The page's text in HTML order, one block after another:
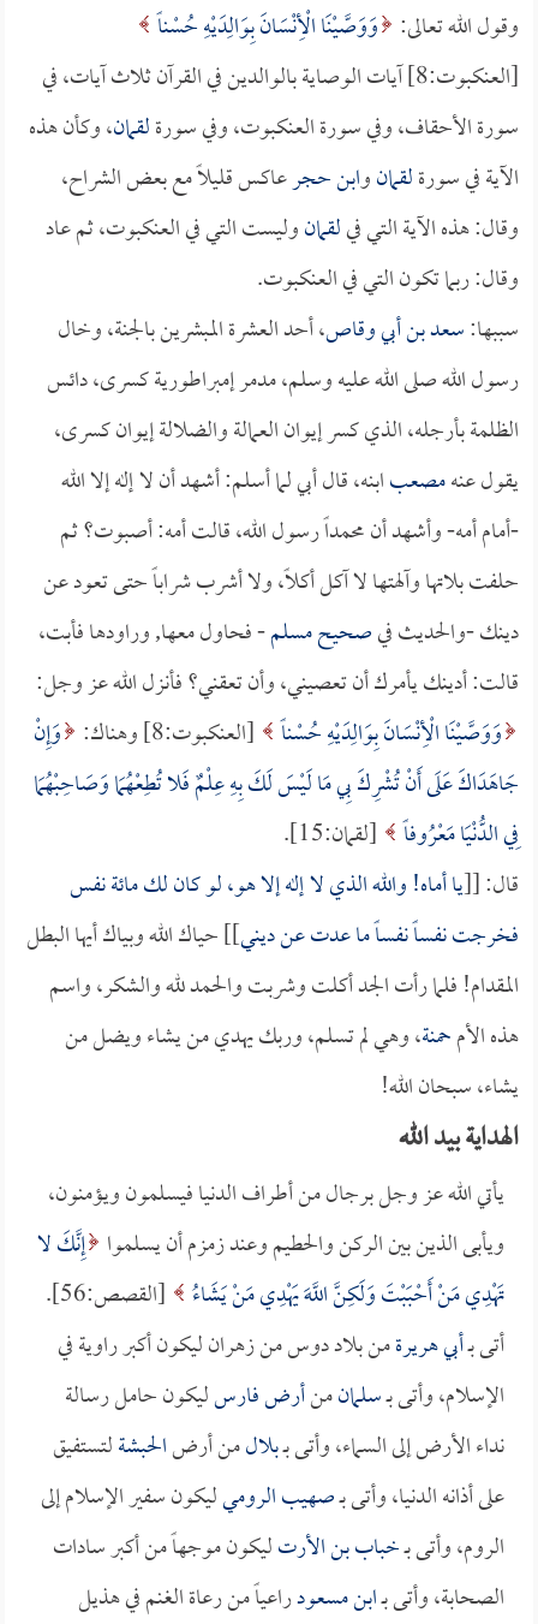
وقول الله تعالى: وَوَصَّيْنَا الْأِنْسَانَ بِوَالِدَيْهِ حُسْناً
[العنكبوت:8] آيات الوصاية بالوالدين في القرآن ثلاث آيات، في
سورة الأحقاف، وفي سورة العنكبوت، وفي سورةلقمان، وكأن هذه
الآية في سورةلقمانوابن حجرعاكس قليلاً مع بعض الشراح،
وقال: هذه الآية التي فيلقمانوليست التي في العنكبوت، ثم عاد
وقال: ربما تكون التي في العنكبوت.
سببها:سعد بن أبي وقاص، أحد العشرة المبشرين بالجنة، وخال
رسول الله صلى الله عليه وسلم، مدمر إمبراطورية كسرى، دائس
الظلمة بأرجله، الذي كسر إيوان العمالة والضلالة إيوان كسرى،
يقول عنهمصعبابنه، قال أبي لما أسلم: أشهد أن لا إله إلا الله
-أمام أمه- وأشهد أن محمداً رسول الله، قالت أمه: أصبوت؟ ثم
حلفت بلاتها وآلهتها لا آكل أكلاً، ولا أشرب شراباً حتى تعود عن
دينك -والحديث فيصحيح مسلم- فحاول معها, وراودها فأبت،
قالت: أدينك يأمرك أن تعصيني، وأن تعقني؟ فأنزل الله عز وجل:
وَوَصَّيْنَا الْأِنْسَانَ بِوَالِدَيْهِ حُسْناً [العنكبوت:8] وهناك:
وَإِنْ
جَاهَدَاكَ عَلَى أَنْ تُشْرِكَ بِي مَا لَيْسَ لَكَ بِهِ عِلْمٌ فَلا تُطِعْهُمَا وَصَاحِبْهُمَا
فِي الدُّنْيَا مَعْرُوفاً [لقمان:15].
قال: [[يا أماه! والله الذي لا إله إلا هو، لو كان لك مائة نفس
فخرجت نفساً نفساً ما عدت عن ديني]] حياك الله وبياك أيها البطل
المقدام! فلما رأت الجد أكلت وشربت والحمد لله والشكر، واسم
هذه الأمحمنة، وهي لم تسلم، وربك يهدي من يشاء ويضل من
يشاء، سبحان الله!
الهداية بيد الله
يأتي الله عز وجل برجال من أطراف الدنيا فيسلمون ويؤمنون،
ويأبى الذين بين الركن والحطيم وعند زمزم أن يسلموا إِنَّكَ لا
تَهْدِي مَنْ أَحْبَبْتَ وَلَكِنَّ اللَّهَ يَهْدِي مَنْ يَشَاءُ [القصص:56].
أتى بـأبي هريرةمن بلاد دوس من زهران ليكون أكبر راوية في
الإسلام، وأتى بـسلمانمنأرض فارسليكون حامل رسالة
نداء الأرض إلى السماء، وأتى بـبلالمن أرضالحبشةلتستفيق
على أذانه الدنيا، وأتى بـصهيب الروميليكون سفير الإسلام إلى
الروم، وأتى بـخباب بن الأرتليكون موجهاً من أكبر سادات
الصحابة، وأتى بـابن مسعودراعياً من رعاة الغنم في هذيل